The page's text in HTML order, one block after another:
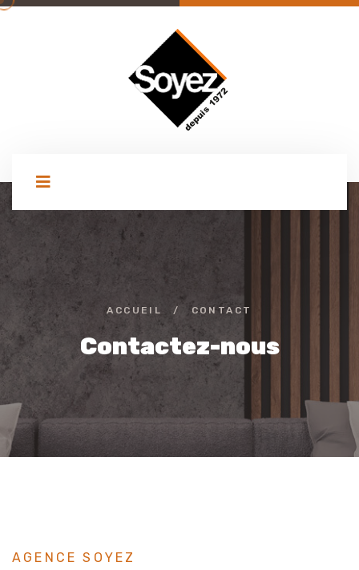
ACCUEIL / CONTACT
Contactez-nous
AGENCE SOYEZ